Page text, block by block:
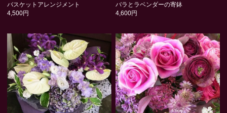
バスケットアレンジメント
4,500円
バラとラベンダーの寄鉢
4,600円